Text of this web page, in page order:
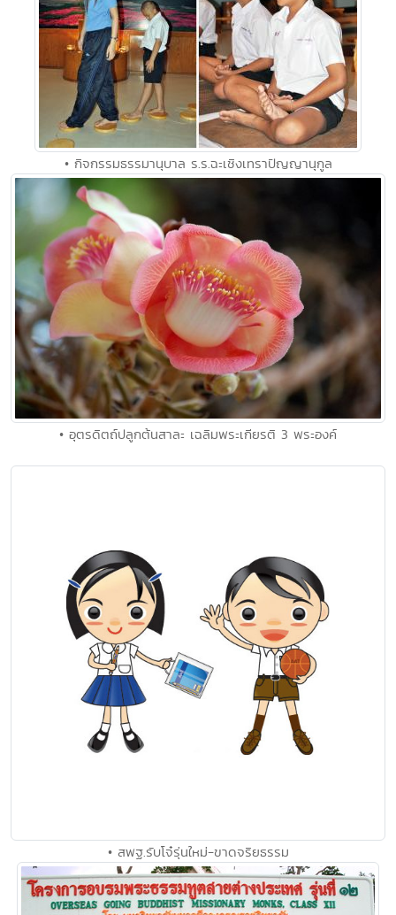
• กิจกรรมธรรมานุบาล ร.ร.ฉะเชิงเทราปัญญานุกูล
• อุตรดิตถ์ปลูกต้นสาละ เฉลิมพระเกียรติ 3 พระองค์
• สพฐ.รับโจ๋รุ่นใหม่-ขาดจริยธรรม